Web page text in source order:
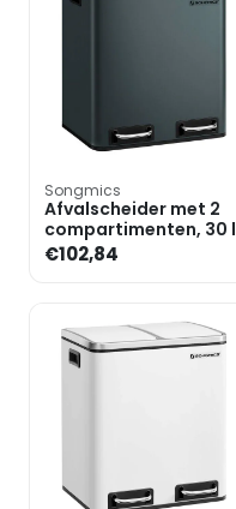
Songmics
Afvalscheider met 2
compartimenten, 30 l
€102,84